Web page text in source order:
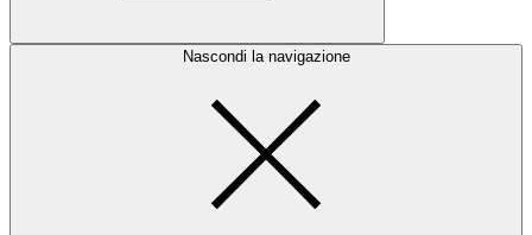
Nascondi la navigazione